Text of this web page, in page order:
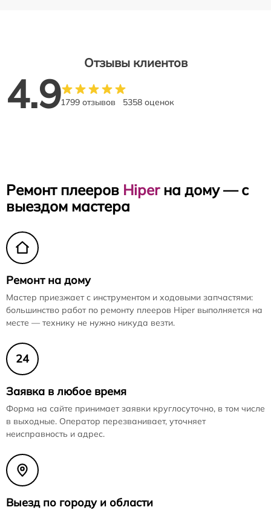
Отзывы клиентов
4.91799 отзывов 5358 оценок
Ремонт плееров Hiperна дому — с
выездом мастера
Ремонт на дому
Мастер приезжает с инструментом и ходовыми запчастями:
большинство работ по ремонту плееров Hiper выполняется на
месте — технику не нужно никуда везти.
24
Заявка в любое время
Форма на сайте принимает заявки круглосуточно, в том числе
в выходные. Оператор перезванивает, уточняет
неисправность и адрес.
Выезд по городу и области